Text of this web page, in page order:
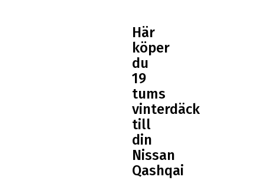
Här
köper
du
19
tums
vinterdäck
till
din
Nissan
Qashqai